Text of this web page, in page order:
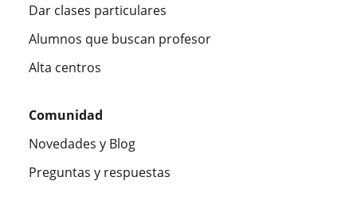
Dar clases particulares
Alumnos que buscan profesor
Alta centros
Comunidad
Novedades y Blog
Preguntas y respuestas